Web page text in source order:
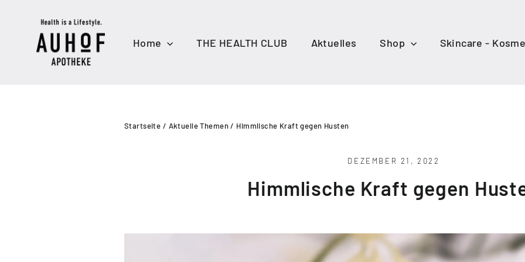
Home THE HEALTH CLUB Aktuelles Shop Skincare -
Startseite / Aktuelle Themen / Himmlische Kraft gegen Husten
DEZEMBER 21, 2022
Himmlische Kraft gegen